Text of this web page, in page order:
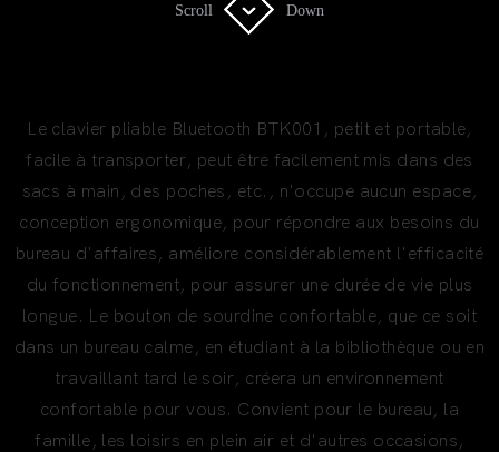
Scroll Down
Scroll Down
Le clavier pliable Bluetooth BTK001, petit et portable,
facile à transporter, peut être facilement mis dans des
sacs à main, des poches, etc., n'occupe aucun espace,
conception ergonomique, pour répondre aux besoins du
bureau d'affaires, améliore considérablement l'efficacité
du fonctionnement, pour assurer une durée de vie plus
longue. Le bouton de sourdine confortable, que ce soit
dans un bureau calme, en étudiant à la bibliothèque ou en
travaillant tard le soir, créera un environnement
confortable pour vous. Convient pour le bureau, la
famille, les loisirs en plein air et d'autres occasions,